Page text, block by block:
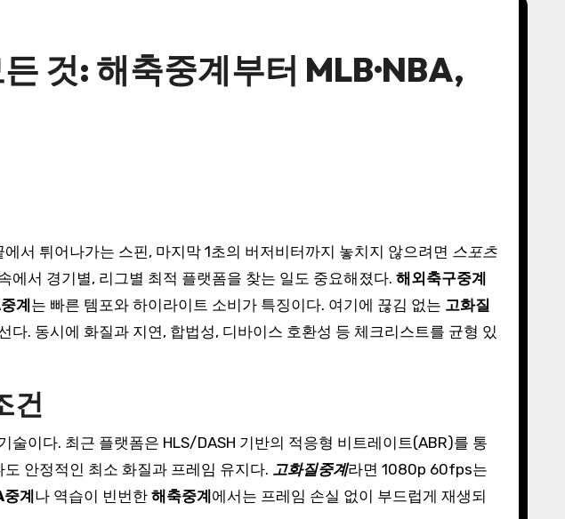
것: 해축중계부터 MLB·NBA,
서 튀어나가는 스핀, 마지막 1초의 버저비터까지 놓치지 않으려면 스포츠
에서 경기별, 리그별 최적 플랫폼을 찾는 일도 중요해졌다. 해외축구중계
계 는 빠른 템포와 하이라이트 소비가 특징이다. 여기에 끊김 없는 고화질
. 동시에 화질과 지연, 합법성, 디바이스 호환성 등 체크리스트를 균형 있
건
이다. 최근 플랫폼은 HLS/DASH 기반의 적응형 비트레이트(ABR)를 통
안정적인 최소 화질과 프레임 유지다. 고화질중계라면 1080p 60fps는
계 나 역습이 빈번한 해축중계 에서는 프레임 손실 없이 부드럽게 재생되